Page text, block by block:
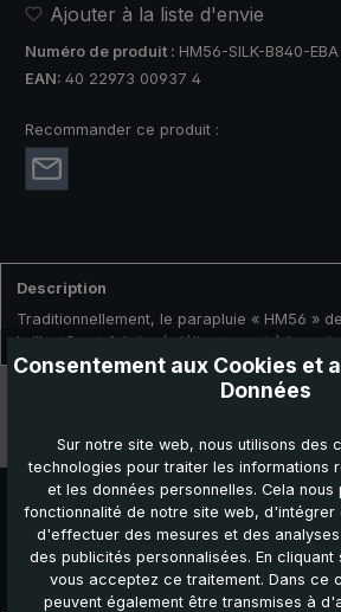
Ajouter à la liste d'envie
Numéro de produit : HM56-SILK-B840-EBA
EAN: 40 22973 00937 4
Recommander ce produit :
Description
Traditionnellement, le parapluie « HM56 »
brillant® est fabriqué délicatement à la
Caractéristiques
Autres produits que vous pourriez
Consentement aux Cookies et
Données
Sur notre site web, nous utilisons des
technologies pour traiter les informations
et les données personnelles. Cela
fonctionnalité de notre site web,
d'effectuer des mesures et des
des publicités personnalisées. En
vous acceptez ce traitement. Dans ce
peuvent également être transmises à